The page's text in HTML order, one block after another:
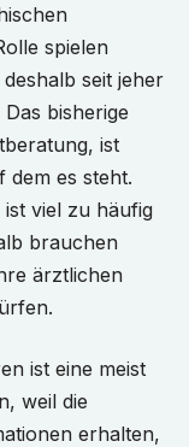
spielen
seit jeher
bisherige
ist
dem es steht.
viel zu häufig
brauchen
ärztlichen
ist eine meist
weil die
erhalten,